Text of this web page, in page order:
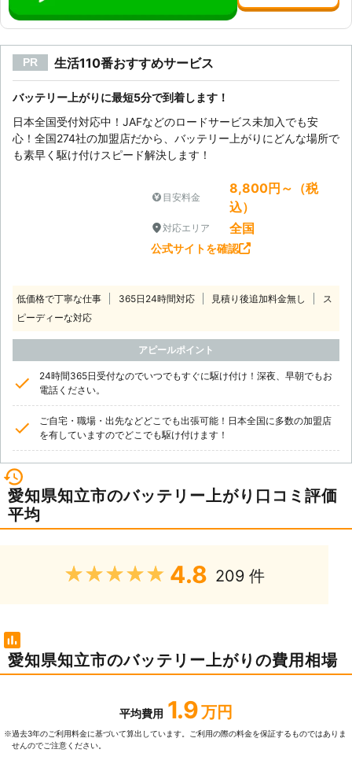
PR 生活110番おすすめサービス
バッテリー上がりに最短5分で到着します！
日本全国受付対応中！JAFなどのロードサービス未加入でも安
心！全国274社の加盟店だから、バッテリー上がりにどんな場所で
も素早く駆け付けスピード解決します！
目安料金
8,800円～（税
込）
対応エリア 全国
公式サイトを確認
低価格で丁寧な仕事 365日24時間対応 見積り後追加料金無し
ス
ピーディーな対応
アピールポイント
24時間365日受付なのでいつでもすぐに駆け付け！深夜、早朝でもお
電話ください。
ご自宅・職場・出先などどこでも出張可能！日本全国に多数の加盟店
を有していますのでどこでも駆け付けます！
愛知県知立市のバッテリー上がり口コミ評価
平均
★★★★★ 4.8 209 件
愛知県知立市のバッテリー上がりの費用相場
平均費用 1.9 万円
※過去3年のご利⽤料⾦に基づいて算出しています。ご利⽤の際の料⾦を保証するものではありま
せんのでご注意ください。